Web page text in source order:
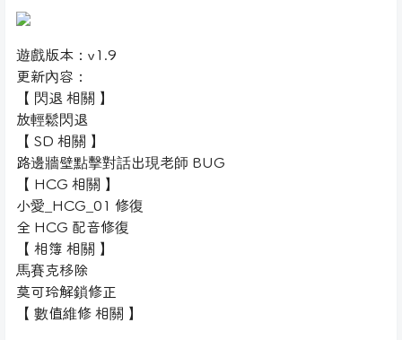
遊戲版本：v1.9
更新內容：
【 閃退 相關 】
放輕鬆閃退
【 SD 相關 】
路邊牆壁點擊對話出現老師 BUG
【 HCG 相關 】
小愛_HCG_01 修復
全 HCG 配音修復
【 相簿 相關 】
馬賽克移除
莫可玲解鎖修正
【 數值維修 相關 】